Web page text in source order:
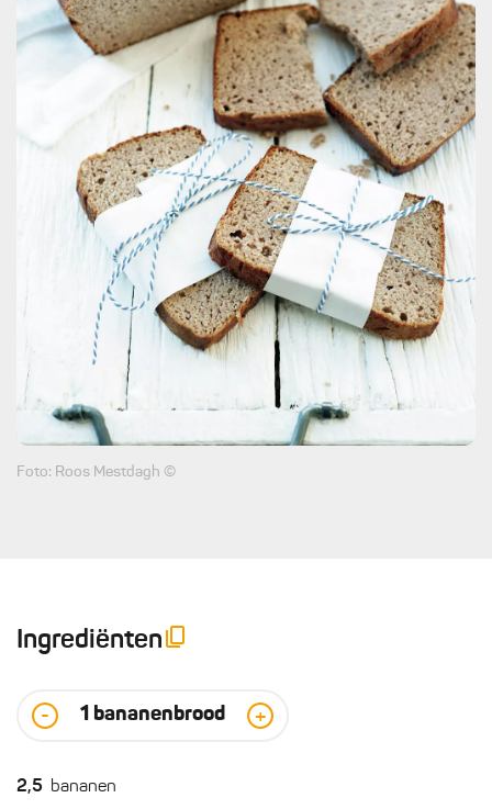
Foto: Roos Mestdagh ©
Ingrediënten
- 1 bananenbrood +
2,5 bananen